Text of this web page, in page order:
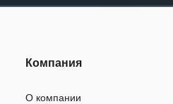
Компания
О компании